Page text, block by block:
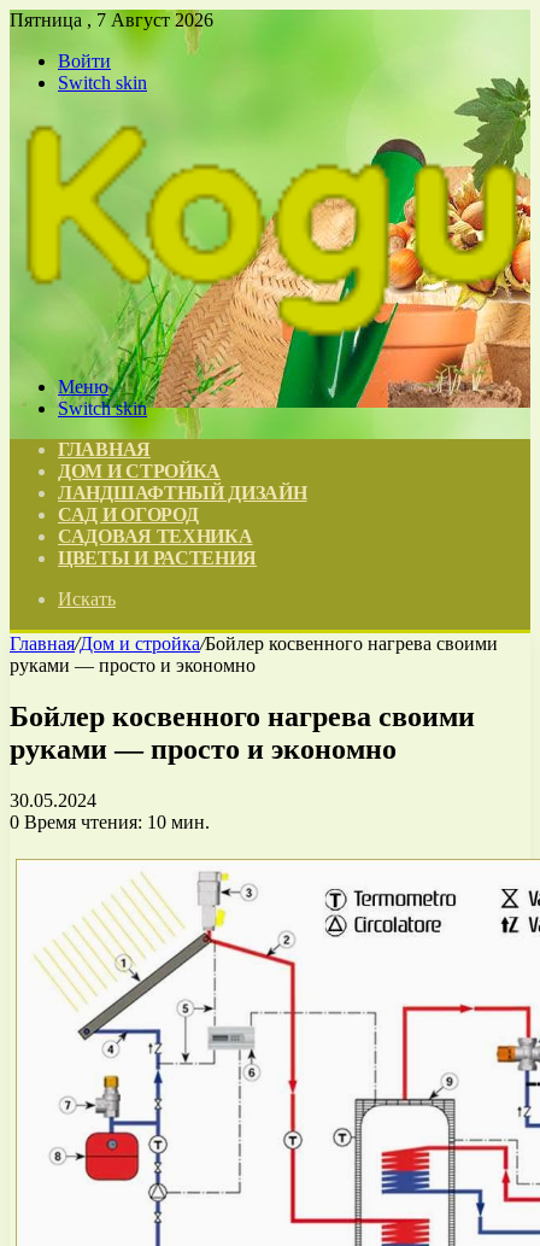
Пятница , 7 Август 2026
Войти
Switch skin
Меню
Switch skin
ГЛАВНАЯ
ДОМ И СТРОЙКА
ЛАНДШАФТНЫЙ ДИЗАЙН
САД И ОГОРОД
САДОВАЯ ТЕХНИКА
ЦВЕТЫ И РАСТЕНИЯ
Искать
Главная/Дом и стройка/Бойлер косвенного нагрева своими
руками — просто и экономно
Бойлер косвенного нагрева своими
руками — просто и экономно
30.05.2024
0 Время чтения: 10 мин.